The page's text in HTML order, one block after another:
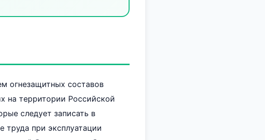
огнезащитных составов
на территории Российской
следует записать в
труда при эксплуатации